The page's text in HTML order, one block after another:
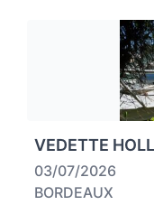
VEDETTE
03/07/2026
BORDEAUX